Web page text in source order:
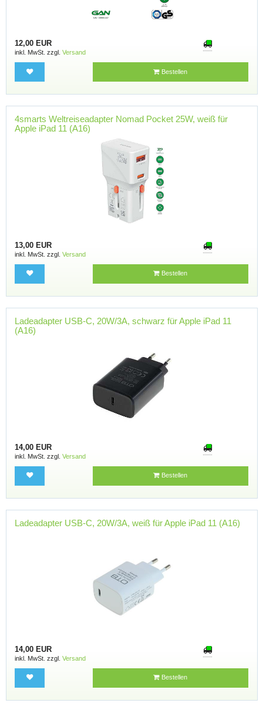
12,00 EUR
inkl. MwSt. zzgl. Versand
Bestellen
4smarts Weltreiseadapter Nomad Pocket 25W, weiß für
Apple iPad 11 (A16)
13,00 EUR
inkl. MwSt. zzgl. Versand
Bestellen
Ladeadapter USB-C, 20W/3A, schwarz für Apple iPad 11
(A16)
14,00 EUR
inkl. MwSt. zzgl. Versand
Bestellen
Ladeadapter USB-C, 20W/3A, weiß für Apple iPad 11 (A16)
14,00 EUR
inkl. MwSt. zzgl. Versand
Bestellen